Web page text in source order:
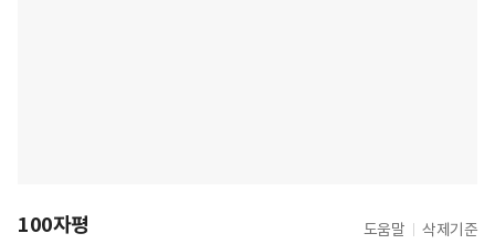
100자평 도움말 삭제기준